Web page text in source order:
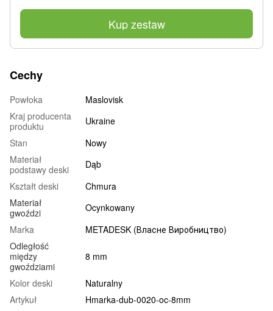
Kup zestaw
Cechy
Powłoka
Maslovisk
Kraj producenta
produktu
Ukraine
Stan
Nowy
Materiał
podstawy deski
Dąb
Kształt deski
Chmura
Materiał
gwoździ
Ocynkowany
Marka
METADESK (Власне Виробництво)
Odległość
między
gwoździami
8 mm
Kolor deski
Naturalny
Artykuł
Hmarka-dub-0020-oc-8mm